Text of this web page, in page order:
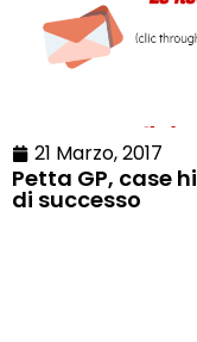
21 Marzo, 2017
Petta GP, case
di successo